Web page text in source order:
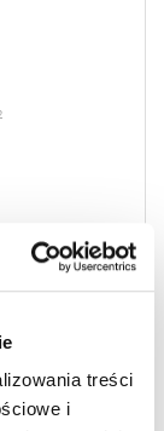
treści
i
SZCZEGÓŁY